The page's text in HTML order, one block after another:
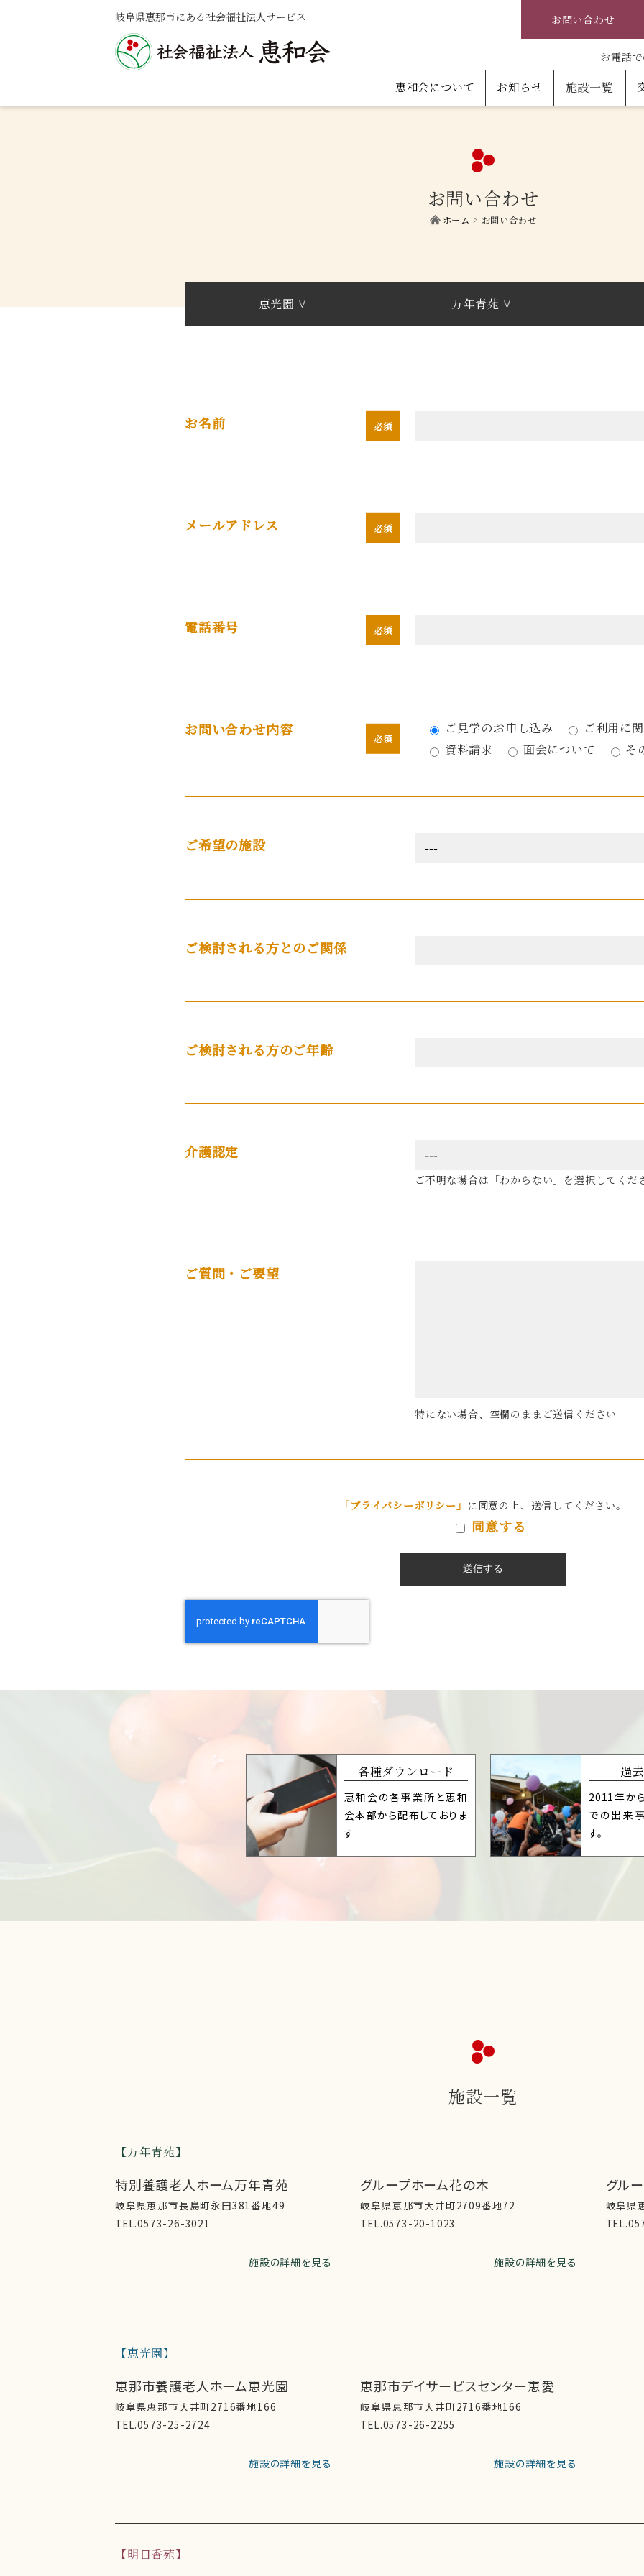
岐阜県恵那市にある社会福祉法人サービス お問い合わせ
お電話
恵和会について お知らせ 施設一覧
お問い合わせ
ホーム > お問い合わせ
恵光園 万年青苑
お名前
メールアドレス
電話番号
お問い合わせ内容 ご見学のお申し込み
ご利用に
資料請求
面会について そ
ご希望の施設
ご検討される方とのご関係
ご検討される方のご年齢
介護認定
ご不明な場合は「わからない」を選択してくだ
ご質問・ご要望
特にない場合、空欄のままご送信ください
「プライバシーポリシー」 に同意の上、送信してください。
同意する
各種ダウンロード
恵和会の各事業所と恵和
会本部から配布しておりま
す
過
2011年か
での出来
す。
施設一覧
万年青苑
特別養護老人ホーム万年青苑
岐阜県恵那市長島町永田381番地49
TEL.0573-26-3021
施設の詳細を見る
グループホーム花の木
岐阜県恵那市大井町2709番地72
TEL.0573-20-1023
施設の詳細を見る
グル
岐阜県
恵光園
恵那市養護老人ホーム恵光園
岐阜県恵那市大井町2716番地166
TEL.0573-25-2724
施設の詳細を見る
恵那市デイサービスセンター恵愛
岐阜県恵那市大井町2716番地166
TEL.0573-26-2255
施設の詳細を見る
明日香苑